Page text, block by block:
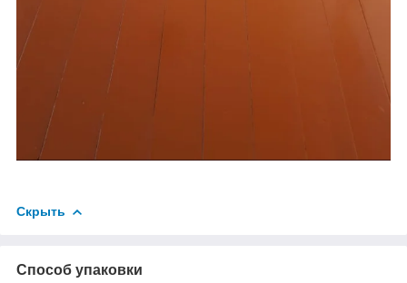
Скрыть
Способ упаковки